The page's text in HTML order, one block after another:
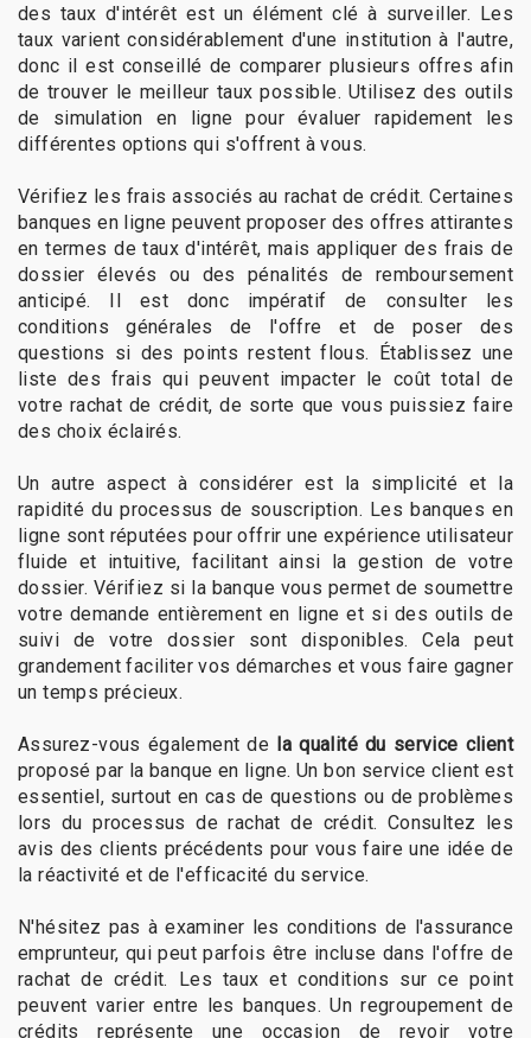
des taux d'intérêt est un élément clé à surveiller. Les
taux varient considérablement d'une institution à l'autre,
donc il est conseillé de comparer plusieurs offres afin
de trouver le meilleur taux possible. Utilisez des outils
de simulation en ligne pour évaluer rapidement les
différentes options qui s'offrent à vous.
Vérifiez les frais associés au rachat de crédit. Certaines
banques en ligne peuvent proposer des offres attirantes
en termes de taux d'intérêt, mais appliquer des frais de
dossier élevés ou des pénalités de remboursement
anticipé. Il est donc impératif de consulter les
conditions générales de l'offre et de poser des
questions si des points restent flous. Établissez une
liste des frais qui peuvent impacter le coût total de
votre rachat de crédit, de sorte que vous puissiez faire
des choix éclairés.
Un autre aspect à considérer est la simplicité et la
rapidité du processus de souscription. Les banques en
ligne sont réputées pour offrir une expérience utilisateur
fluide et intuitive, facilitant ainsi la gestion de votre
dossier. Vérifiez si la banque vous permet de soumettre
votre demande entièrement en ligne et si des outils de
suivi de votre dossier sont disponibles. Cela peut
grandement faciliter vos démarches et vous faire gagner
un temps précieux.
Assurez-vous également de la qualité du service client
proposé par la banque en ligne. Un bon service client est
essentiel, surtout en cas de questions ou de problèmes
lors du processus de rachat de crédit. Consultez les
avis des clients précédents pour vous faire une idée de
la réactivité et de l'efficacité du service.
N'hésitez pas à examiner les conditions de l'assurance
emprunteur, qui peut parfois être incluse dans l'offre de
rachat de crédit. Les taux et conditions sur ce point
peuvent varier entre les banques. Un regroupement de
crédits représente une occasion de revoir votre